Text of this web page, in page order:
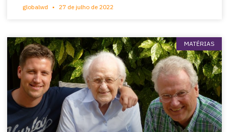
globalwd 27 de julho de 2022
MATÉRIAS